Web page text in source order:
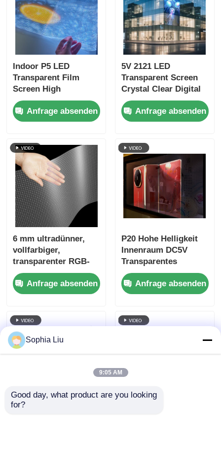
Indoor P5 LED
Transparent Film
Screen High
Definition
Klebebildschirm für
Glasfenster
Werbung
Anfrage absenden
5V 2121 LED
Transparent Screen
Crystal Clear Digital
Media Display for
Retail Storefront Glas
Ausstellungszentrum
und Luxury Brand
Showcase
Anfrage absenden
6 mm ultradünner,
vollfarbiger,
transparenter RGB-
LED-
Folienbildschirm,
kundenspezifische
hochtransparente,
flexible LED-Folie für
kommerzielle
Schaufensterwerbung
Anfrage absenden
P20 Hohe Helligkeit
Innenraum DC5V
Transparentes
Fenster LED-Display
Gute Qualität Pantalla
LED Transparentes
Anfrage absenden
Sophia Liu
9:05 AM
Good day, what product are you looking
for?